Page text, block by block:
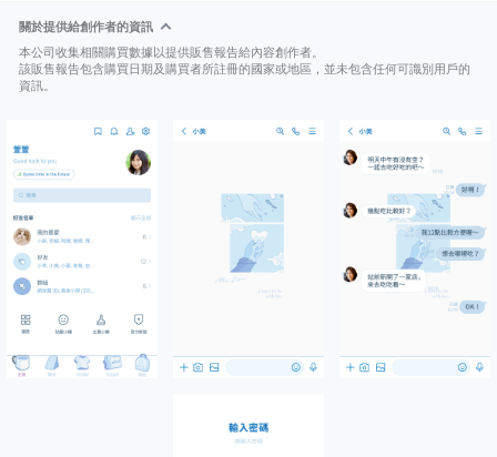
關於提供給創作者的資訊
本公司收集相關購買數據以提供販售報告給內容創作者。
該販售報告包含購買日期及購買者所註冊的國家或地區，並未包含任何可識別用戶的
資訊。